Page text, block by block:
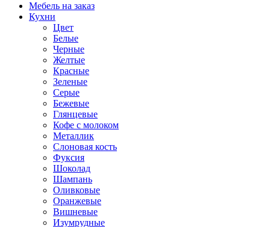
Мебель на заказ
Кухни
Цвет
Белые
Черные
Желтые
Красные
Зеленые
Серые
Бежевые
Глянцевые
Кофе с молоком
Металлик
Слоновая кость
Фуксия
Шоколад
Шампань
Оливковые
Оранжевые
Вишневые
Изумрудные